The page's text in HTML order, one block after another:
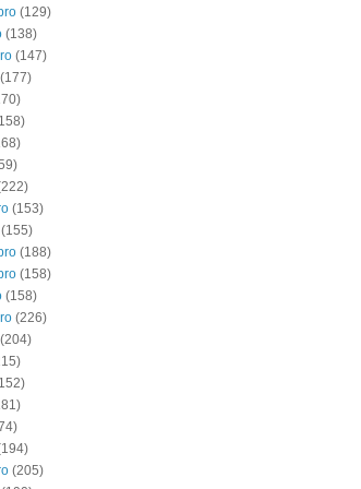
(129)
(138)
(147)
(177)
(153)
(155)
(188)
(158)
(158)
(226)
(204)
(205)